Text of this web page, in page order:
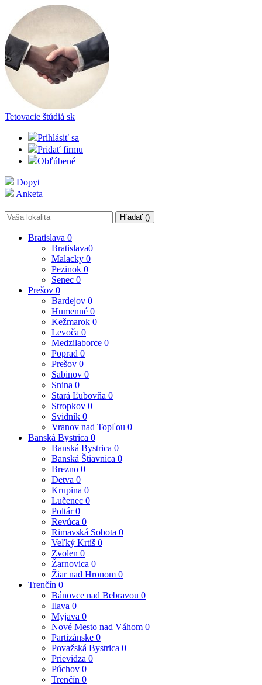
Tetovacie štúdiá sk
Prihlásiť sa
Pridať firmu
Obľúbené
Dopyt
Anketa
Hľadať ()
Bratislava 0
Bratislava0
Malacky 0
Pezinok 0
Senec 0
Prešov 0
Bardejov 0
Humenné 0
Kežmarok 0
Levoča 0
Medzilaborce 0
Poprad 0
Prešov 0
Sabinov 0
Snina 0
Stará Ľubovňa 0
Stropkov 0
Svidník 0
Vranov nad Topľou 0
Banská Bystrica 0
Banská Bystrica 0
Banská Štiavnica 0
Brezno 0
Detva 0
Krupina 0
Lučenec 0
Poltár0
Revúca 0
Rimavská Sobota 0
Veľký Krtíš 0
Zvolen 0
Žarnovica 0
Žiar nad Hronom 0
Trenčín 0
Bánovce nad Bebravou 0
Ilava 0
Myjava 0
Nové Mesto nad Váhom 0
Partizánske 0
Považská Bystrica 0
Prievidza 0
Púchov 0
Trenčín 0